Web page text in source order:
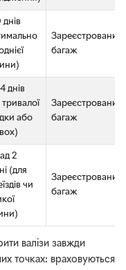
днів
Зареєстрований
багаж
днів
тривалої
або
Зареєстрований
багаж
2
(для
чи
Зареєстрований
багаж
валізи завжди
точках: враховуються